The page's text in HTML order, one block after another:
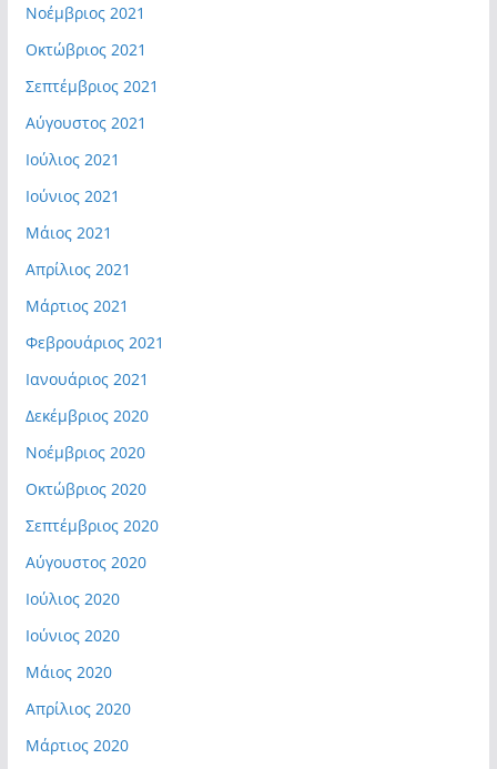
Νοέμβριος 2021
Οκτώβριος 2021
Σεπτέμβριος 2021
Αύγουστος 2021
Ιούλιος 2021
Ιούνιος 2021
Μάιος 2021
Απρίλιος 2021
Μάρτιος 2021
Φεβρουάριος 2021
Ιανουάριος 2021
Δεκέμβριος 2020
Νοέμβριος 2020
Οκτώβριος 2020
Σεπτέμβριος 2020
Αύγουστος 2020
Ιούλιος 2020
Ιούνιος 2020
Μάιος 2020
Απρίλιος 2020
Μάρτιος 2020